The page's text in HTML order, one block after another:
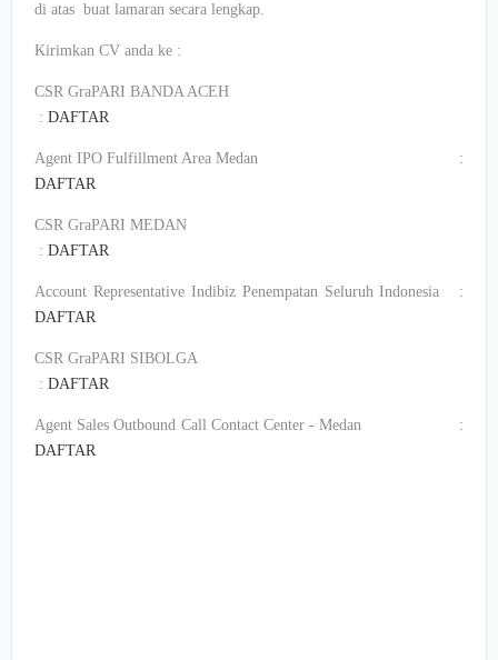
di atas buat lamaran secara lengkap.
Kirimkan CV anda ke :
CSR GraPARI BANDA ACEH
: DAFTAR
Agent IPO Fulfillment Area Medan :
DAFTAR
CSR GraPARI MEDAN
: DAFTAR
Account Representative Indibiz Penempatan Seluruh Indonesia :
DAFTAR
CSR GraPARI SIBOLGA
: DAFTAR
Agent Sales Outbound Call Contact Center - Medan :
DAFTAR